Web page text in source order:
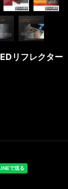
リフレクター